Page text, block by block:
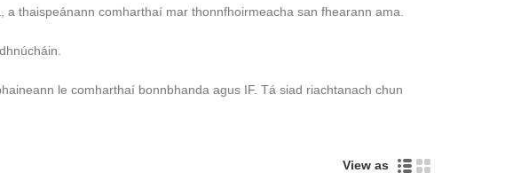
thaispeánann comharthaí mar thonnfhoirmeacha san fhearann ​​ama.
le comharthaí bonnbhanda agus IF. Tá siad riachtanach chun
View as